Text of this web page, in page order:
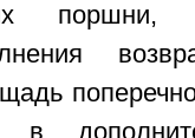
поршни,
в